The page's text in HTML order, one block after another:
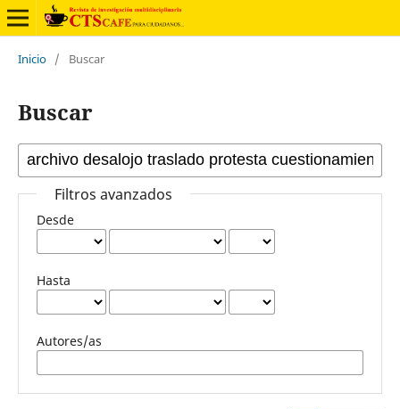
Inicio / Buscar
Buscar
Filtros avanzados
Desde
Hasta
Autores/as